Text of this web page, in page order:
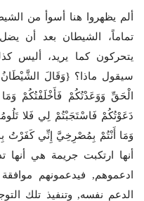
ألم يظهروا هنا أسوأ من
تماماً، الشيطان بعد أن
يتحركون كما يريد، أليس
سيقول ماذا؟ {وَقَالَ
الْحَقِّ وَوَعَدْتُكُمْ فَأَخْلَفْتُكُمْ
دَعَوْتُكُمْ فَاسْتَجَبْتُمْ لِي فَلا
وَمَا أَنْتُمْ بِمُصْرِخِيَّ إِنِّي كَفَرْتُ
أنها ارتكبت جريمة هي أنها
ادعموهم, فيدعمونهم
الدعم نفسه, وتنفيذ تلك